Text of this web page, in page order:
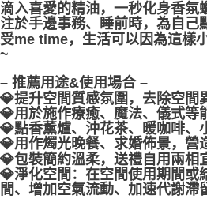
滴入喜愛的精油，一秒化身香氛
注於手邊事務、睡前時，為自己
受me time，生活可以因為這樣
~
– 推薦用途&使用場合 –
💎提升空間質感氛圍，去除空間
💎用於施作療癒、魔法、儀式等
💎點香薰爐、沖花茶、暖咖啡、
💎用作燭光晚餐、求婚佈景，營
💎包裝簡約溫柔，送禮自用兩相
💎淨化空間：在空間使用期間或
間、增加空氣流動、加速代謝滯